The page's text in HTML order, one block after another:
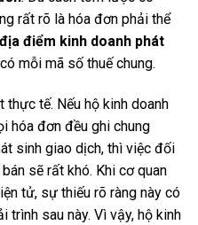
rất rõ là hóa đơn phải thể
điểm kinh doanh phát
mỗi mã số thuế chung.
tế. Nếu hộ kinh doanh
hóa đơn đều ghi chung
sinh giao dịch, thì việc đối
sẽ rất khó. Khi cơ quan
tử, sự thiếu rõ ràng này có
trình sau này. Vì vậy, hộ kinh